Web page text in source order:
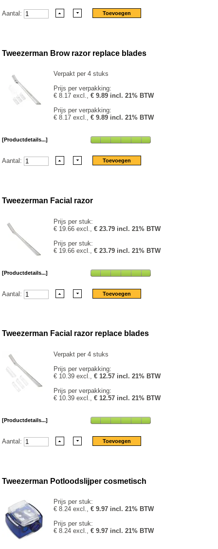
Aantal:
Tweezerman Brow razor replace blades
Verpakt per 4 stuks
Prijs per verpakking:
€ 8.17 excl.,€ 9.89 incl. 21% BTW
Prijs per verpakking:
€ 8.17 excl.,€ 9.89 incl. 21% BTW
[Productdetails...]
Aantal:
Tweezerman Facial razor
Prijs per stuk:
€ 19.66 excl.,€ 23.79 incl. 21% BTW
Prijs per stuk:
€ 19.66 excl.,€ 23.79 incl. 21% BTW
[Productdetails...]
Aantal:
Tweezerman Facial razor replace blades
Verpakt per 4 stuks
Prijs per verpakking:
€ 10.39 excl.,€ 12.57 incl. 21% BTW
Prijs per verpakking:
€ 10.39 excl.,€ 12.57 incl. 21% BTW
[Productdetails...]
Aantal:
Tweezerman Potloodslijper cosmetisch
Prijs per stuk:
€ 8.24 excl.,€ 9.97 incl. 21% BTW
Prijs per stuk:
€ 8.24 excl.,€ 9.97 incl. 21% BTW